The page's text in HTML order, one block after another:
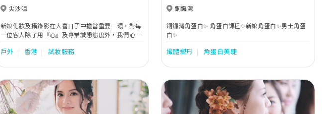
的精細眼型調整，以及台灣的骨相修容，修飾五官比
「公式化」改妝。由迎親、證婚到晚宴，均會根據禮
服款式重新調整妝容焦點與髮型結構，讓每次登場都
有驚喜。 【極致細心跟妝｜全程隨侍在側的「安全
感」】 全程密切關注： 化妝師絕非化完妝就離場。
從入場前、證婚、敬酒到影相，全程緊貼隨侍，即時
敏銳照顧新娘的需求讓新娘在無壓力、放心的狀態下
進行婚禮。 靈活應對現場光線： 因應戶外自然光與
宴會廳燈光的切換，隨時微調底妝光澤與妝容濃度，
確保現場與相片效果同樣完美。
尖沙咀
新娘化妝及攝錄影在大喜日子中擔當重要一環，對每
一位客人除了用『心』及專業誠懇態度外，我們心信
對工作抱有熱誠亦同樣重要。本公司的化妝造型師及
攝錄影師能為新人永遠留住人生最美、最珍貴、最重
戶外 香港 試妝服務
銅鑼灣
銅鑼灣角蛋白✨ 角蛋白課程✨新娘角蛋白✨男士角蛋
白✨
纖體塑形 角蛋白美睫